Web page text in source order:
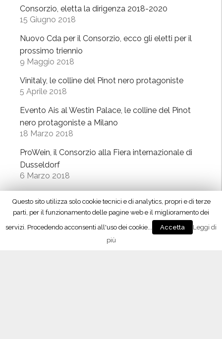
Consorzio, eletta la dirigenza 2018-2020
15 Giugno 2018
Nuovo Cda per il Consorzio, ecco gli eletti per il
prossimo triennio
9 Maggio 2018
Vinitaly, le colline del Pinot nero protagoniste
5 Aprile 2018
Evento Ais al Westin Palace, le colline del Pinot
nero protagoniste a Milano
18 Marzo 2018
ProWein, il Consorzio alla Fiera internazionale di
Dusseldorf
6 Marzo 2018
28 Febbraio 2018
Oltrepò Pavese, approvati i nuovi disciplinari di
Questo sito utilizza solo cookie tecnici e di analytics, propri e di terze
parti, per il funzionamento delle pagine web e il miglioramento dei
servizi. Procedendo acconsenti all'uso dei cookie...
Accetta
Leggi di
più